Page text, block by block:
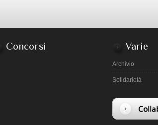
Concorsi Varie
Archivio
Solidarietà